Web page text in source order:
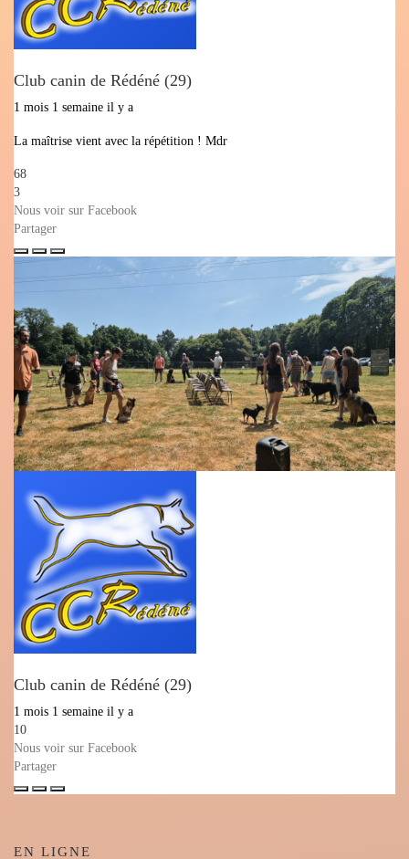
Club canin de Rédéné (29)
1 mois 1 semaine il y a
La maîtrise vient avec la répétition ! Mdr
68
3
Nous voir sur Facebook
Partager
Club canin de Rédéné (29)
1 mois 1 semaine il y a
10
Nous voir sur Facebook
Partager
EN LIGNE